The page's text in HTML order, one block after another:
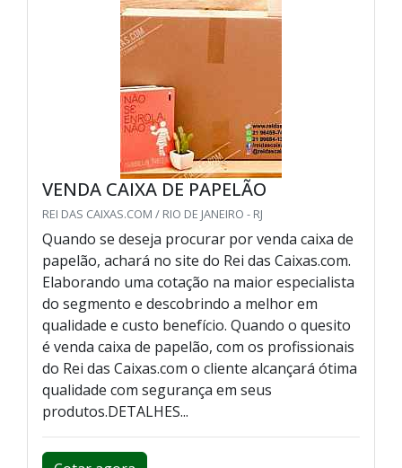
VENDA CAIXA DE PAPELÃO
REI DAS CAIXAS.COM / RIO DE JANEIRO - RJ
Quando se deseja procurar por venda caixa de
papelão, achará no site do Rei das Caixas.com.
Elaborando uma cotação na maior especialista
do segmento e descobrindo a melhor em
qualidade e custo benefício. Quando o quesito
é venda caixa de papelão, com os profissionais
do Rei das Caixas.com o cliente alcançará ótima
qualidade com segurança em seus
produtos.DETALHES...